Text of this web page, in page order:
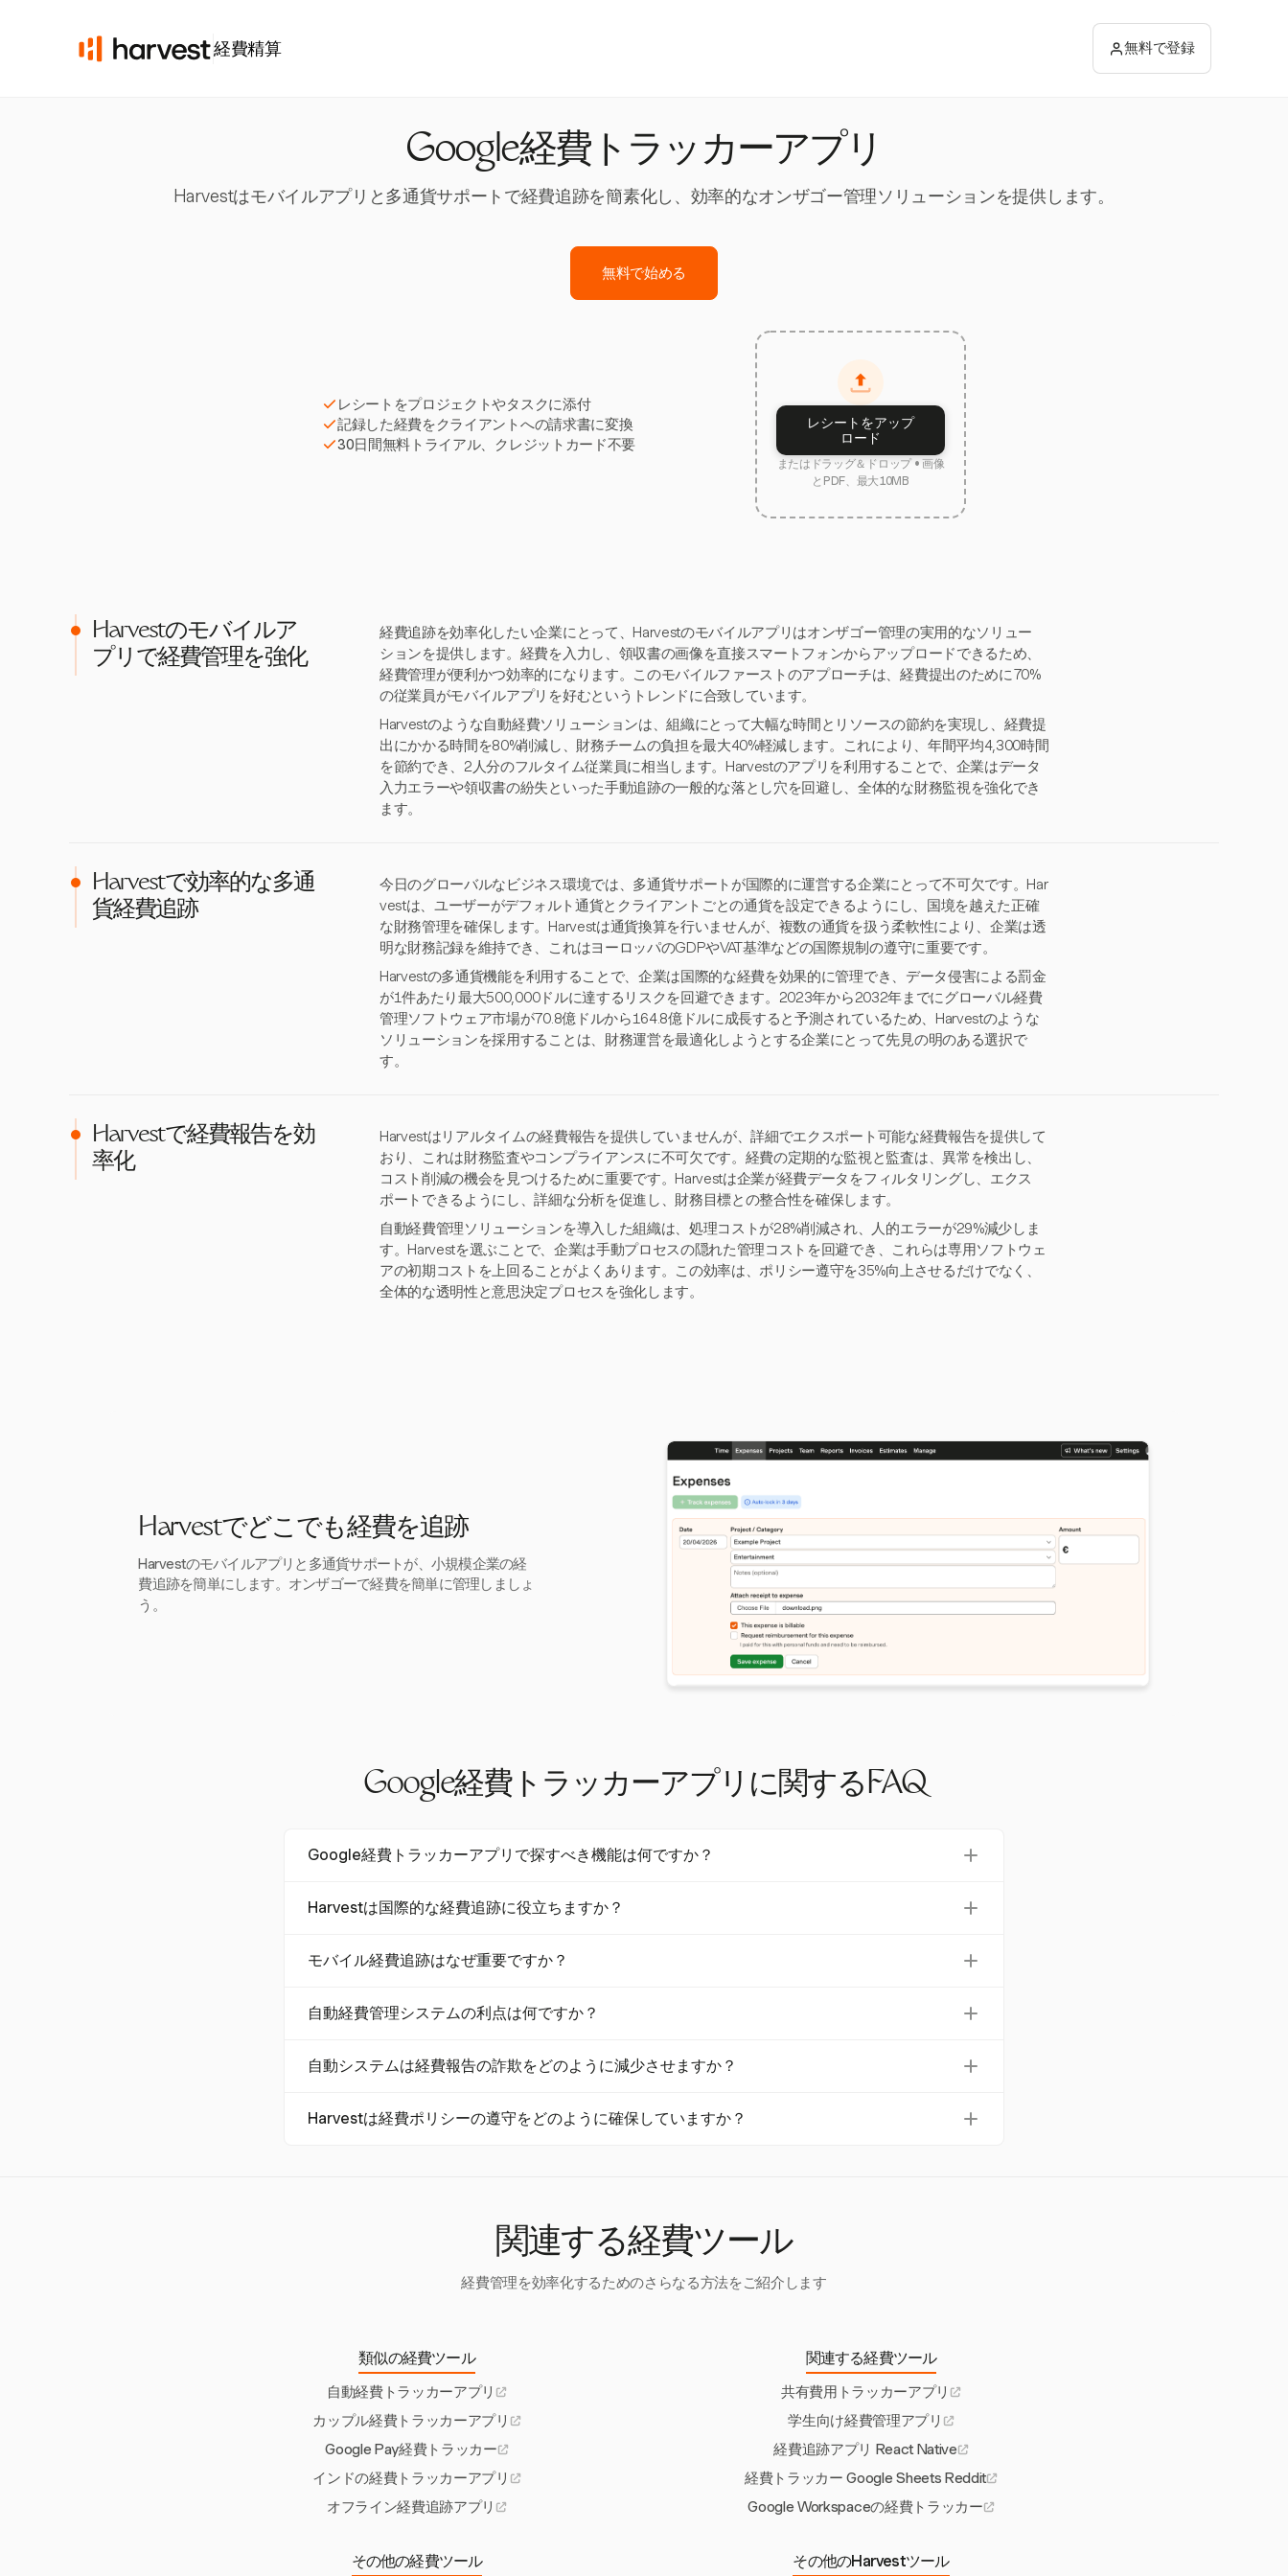
経費精算 無料で登録
Google経費トラッカーアプリ
Harvestはモバイルアプリと多通貨サポートで経費追跡を簡素化し、効率的なオンザゴー管理ソリューションを提供します。
無料で始める
レシートをプロジェクトやタスクに添付
記録した経費をクライアントへの請求書に変換
30日間無料トライアル、クレジットカード不要
レシートをアップ
ロード
またはドラッグ＆ドロップ • 画像
とPDF、最大10MB
Harvestのモバイルア
プリで経費管理を強化
経費追跡を効率化したい企業にとって、Harvestのモバイルアプリはオンザゴー管理の実用的なソリュー
ションを提供します。経費を入力し、領収書の画像を直接スマートフォンからアップロードできるため、
経費管理が便利かつ効率的になります。このモバイルファーストのアプローチは、経費提出のために70%
の従業員がモバイルアプリを好むというトレンドに合致しています。
Harvestのような自動経費ソリューションは、組織にとって大幅な時間とリソースの節約を実現し、経費提
出にかかる時間を80%削減し、財務チームの負担を最大40%軽減します。これにより、年間平均4,300時間
を節約でき、2人分のフルタイム従業員に相当します。Harvestのアプリを利用することで、企業はデータ
入力エラーや領収書の紛失といった手動追跡の一般的な落とし穴を回避し、全体的な財務監視を強化でき
ます。
Harvestで効率的な多通
貨経費追跡
今日のグローバルなビジネス環境では、多通貨サポートが国際的に運営する企業にとって不可欠です。Har
vestは、ユーザーがデフォルト通貨とクライアントごとの通貨を設定できるようにし、国境を越えた正確
な財務管理を確保します。Harvestは通貨換算を行いませんが、複数の通貨を扱う柔軟性により、企業は透
明な財務記録を維持でき、これはヨーロッパのGDPやVAT基準などの国際規制の遵守に重要です。
Harvestの多通貨機能を利用することで、企業は国際的な経費を効果的に管理でき、データ侵害による罰金
が1件あたり最大500,000ドルに達するリスクを回避できます。2023年から2032年までにグローバル経費
管理ソフトウェア市場が70.8億ドルから164.8億ドルに成長すると予測されているため、Harvestのような
ソリューションを採用することは、財務運営を最適化しようとする企業にとって先見の明のある選択で
す。
Harvestで経費報告を効
率化
Harvestはリアルタイムの経費報告を提供していませんが、詳細でエクスポート可能な経費報告を提供して
おり、これは財務監査やコンプライアンスに不可欠です。経費の定期的な監視と監査は、異常を検出し、
コスト削減の機会を見つけるために重要です。Harvestは企業が経費データをフィルタリングし、エクス
ポートできるようにし、詳細な分析を促進し、財務目標との整合性を確保します。
自動経費管理ソリューションを導入した組織は、処理コストが28%削減され、人的エラーが29%減少しま
す。Harvestを選ぶことで、企業は手動プロセスの隠れた管理コストを回避でき、これらは専用ソフトウェ
アの初期コストを上回ることがよくあります。この効率は、ポリシー遵守を35%向上させるだけでなく、
全体的な透明性と意思決定プロセスを強化します。
Harvestでどこでも経費を追跡
Harvestのモバイルアプリと多通貨サポートが、小規模企業の経
費追跡を簡単にします。オンザゴーで経費を簡単に管理しましょ
う。
Google経費トラッカーアプリに関するFAQ
Google経費トラッカーアプリで探すべき機能は何ですか？
ト、ユーザーフレンドリーなインターフェースなどの機能を考慮してください。HarvestはGoogle Worksp
択肢です。
Harvestは国際的な経費追跡に役立ちますか？
跡をサポートします。この機能は、国境を越えた正確な財務管理を促進しますが、通貨換算は行いませ
モバイル経費追跡はなぜ重要ですか？
管理の負担が軽減され、払い戻しプロセスが加速します。従業員の70％がモバイルツールを好む中、Harve
自動経費管理システムの利点は何ですか？
約し、エラーを減少させます。経費提出時間を80％短縮し、財務チームの負担を最大40％軽減すること
自動システムは経費報告の詐欺をどのように減少させますか？
れらのシステムにおけるAI駆動の自動化は監視を強化し、詐欺的な報告が見逃されることを困難にしま
Harvestは経費ポリシーの遵守をどのように確保していますか？
関連する経費ツール
経費管理を効率化するためのさらなる方法をご紹介します
類似の経費ツール
自動経費トラッカーアプリ
カップル経費トラッカーアプリ
Google Pay経費トラッカー
インドの経費トラッカーアプリ
オフライン経費追跡アプリ
関連する経費ツール
共有費用トラッカーアプリ
学生向け経費管理アプリ
経費追跡アプリ React Native
経費トラッカー Google Sheets Reddit
Google Workspaceの経費トラッカー
その他の経費ツール その他のHarvestツール